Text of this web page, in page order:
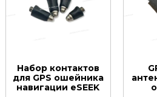
Набор контактов
для GPS ошейника
навигации eSEEK